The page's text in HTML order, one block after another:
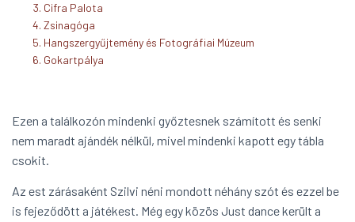
Cifra Palota
Zsinagóga
Hangszergyűjtemény és Fotográfiai Múzeum
Gokartpálya
Ezen a találkozón mindenki győztesnek számított és senki
nem maradt ajándék nélkül, mivel mindenki kapott egy tábla
csokit.
Az est zárásaként Szilvi néni mondott néhány szót és ezzel be
is fejeződött a játékest. Még egy közös Just dance került a